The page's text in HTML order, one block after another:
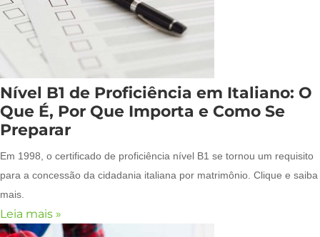
Nível B1 de Proficiência em Italiano: O
Que É, Por Que Importa e Como Se
Preparar
Em 1998, o certificado de proficiência nível B1 se tornou um requisito
para a concessão da cidadania italiana por matrimônio. Clique e saiba
mais.
Leia mais »